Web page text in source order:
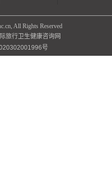
All Rights Reserved
旅行卫生健康咨询网
号